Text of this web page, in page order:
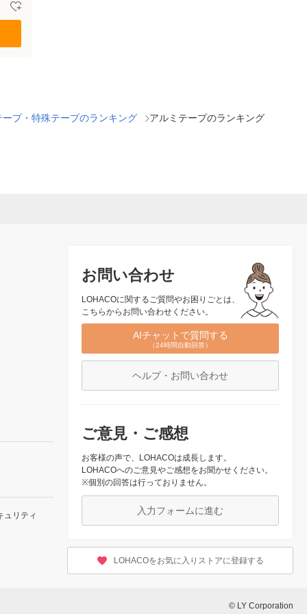
プ・特殊テープのランキング アルミテープのランキング
お問い合わせ
LOHACOに関するご質問やお困りごとは、
こちらからお問い合わせください。
AIチャットで質問する
（24時間自動回答）
ヘルプ・お問い合わせ
ご意見・ご感想
お客様の声で、LOHACOは成長します。
LOHACOへのご意見やご感想をお聞かせください。
※個別の回答は行っておりません。
入力フォームに進む
LOHACOをお気に入りストアに登録する
ュリティ
© LY Corporation